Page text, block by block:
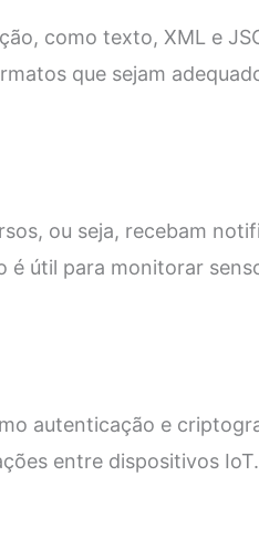
como texto, XML e
que sejam
ou seja, recebam
é útil para monitorar
autenticação e
entre dispositivos IoT.